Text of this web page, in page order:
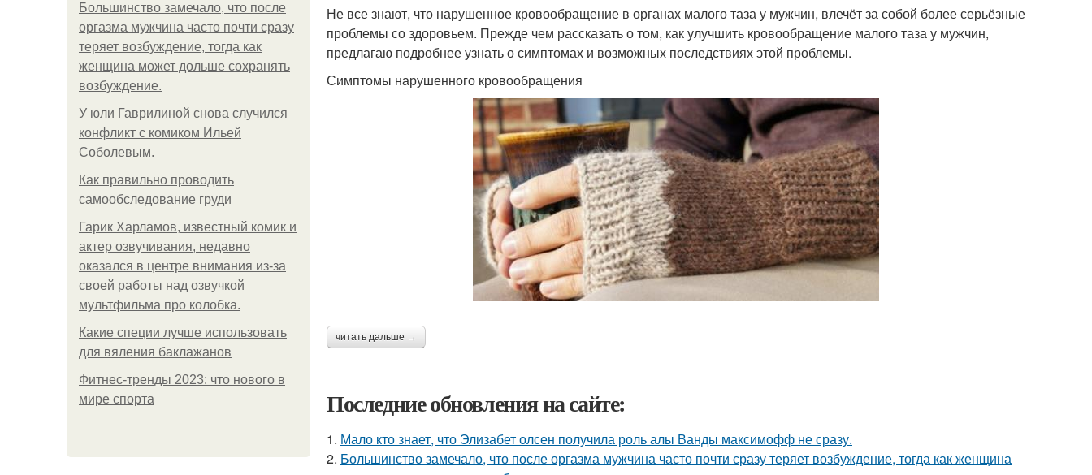
Большинство замечало, что после
оргазма мужчина часто почти сразу
теряет возбуждение, тогда как
женщина может дольше сохранять
возбуждение.
У юли Гаврилиной снова случился
конфликт с комиком Ильей
Соболевым.
Как правильно проводить
самообследование груди
Гарик Харламов, известный комик и
актер озвучивания, недавно
оказался в центре внимания из-за
своей работы над озвучкой
мультфильма про колобка.
Какие специи лучше использовать
для вяления баклажанов
Фитнес-тренды 2023: что нового в
мире спорта
Не все знают, что нарушенное кровообращение в органах малого таза у мужчин, влечёт за собой более серьёзные
проблемы со здоровьем. Прежде чем рассказать о том, как улучшить кровообращение малого таза у мужчин,
предлагаю подробнее узнать о симптомах и возможных последствиях этой проблемы.
Симптомы нарушенного кровообращения
читать дальше →
Последние обновления на сайте:
1. Мало кто знает, что Элизабет олсен получила роль алы Ванды максимофф не сразу.
2. Большинство замечало, что после оргазма мужчина часто почти сразу теряет возбуждение, тогда как женщина